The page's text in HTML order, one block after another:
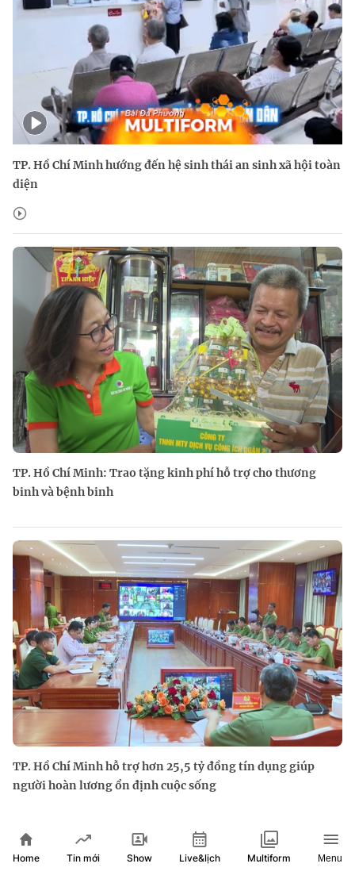
TP. Hồ Chí Minh hướng đến hệ sinh thái an sinh xã hội toàn
diện
TP. Hồ Chí Minh: Trao tặng kinh phí hỗ trợ cho thương
binh và bệnh binh
TP. Hồ Chí Minh hỗ trợ hơn 25,5 tỷ đồng tín dụng giúp
người hoàn lương ổn định cuộc sống
Home Tin mới Show Live&lịch Multiform Menu